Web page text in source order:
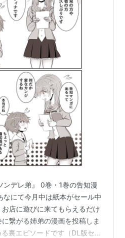
ンデレ弟』 0巻・1巻の告知漫
にて今月中は紙本がセール中
店に遊びに来てもらえるだけ
繋がる姉弟の漫画を投稿しま
裏エピソードです（DL版セー